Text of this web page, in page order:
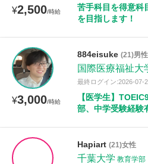
¥2,500/時給
苦手科目を得意科
を目指します！
¥3,000/時給
884eisuke (21)男性
国際医療福祉大
最終ログイン:2026-07-
【医学生】
部、中学受験経
Hapiart (21)女性
千葉大学 教育学部